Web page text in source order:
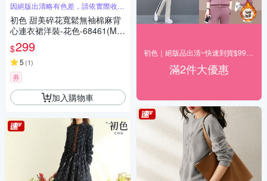
因絕版出清略有色差，請依實際收到
商品為主
初色 甜美碎花寬鬆無袖棉麻背
心連衣裙洋裝-花色-68461(M-2
XL可選)
$299
5 (1)
券
加入購物車
滿2件大優惠